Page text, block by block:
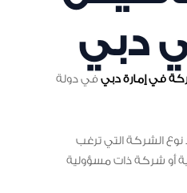
دبي
في إمارة دبيفي دولة
الشركة التي ترغب
أو شركة ذات مسؤولية